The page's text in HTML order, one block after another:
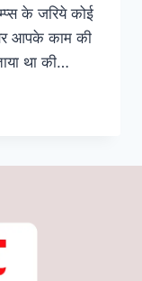
के जरिये कोई
आपके काम की
था की…